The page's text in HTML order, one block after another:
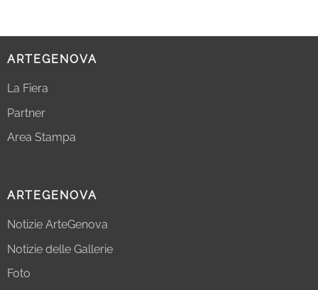
ARTEGENOVA
La Fiera
Partner
Area Stampa
ARTEGENOVA
Notizie ArteGenova
Notizie delle Gallerie
Foto